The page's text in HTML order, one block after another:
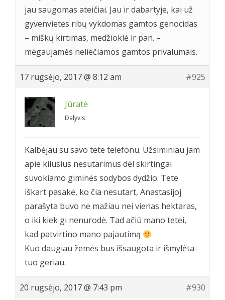
jau saugomas ateičiai. Jau ir dabartyje, kai už
gyvenvietės ribų vykdomas gamtos genocidas
– miškų kirtimas, medžioklė ir pan. –
mėgaujamės neliečiamos gamtos privalumais.
17 rugsėjo, 2017 @ 8:12 am #925
Jūratė
Dalyvis
Kalbėjau su savo tete telefonu. Užsiminiau jam
apie kilusius nesutarimus dėl skirtingai
suvokiamo giminės sodybos dydžio. Tete
iškart pasakė, ko čia nesutart, Anastasijoj
parašyta buvo ne mažiau nei vienas hektaras,
o iki kiek gi nenurodė. Tad ačiū mano tetei,
kad patvirtino mano pajautimą
Kuo daugiau žemės bus išsaugota ir išmylėta-
tuo geriau.
20 rugsėjo, 2017 @ 7:43 pm #930